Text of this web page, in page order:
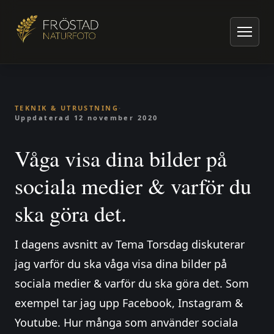
Artiklar om naturfoto
Teknik & utrustning
Våga visa dina bilder på sociala medier & varför du ska göra det.
TEKNIK & UTRUSTNING ·
Uppdaterad 12 november 2020
Våga visa dina bilder på
sociala medier & varför du
ska göra det.
I dagens avsnitt av Tema Torsdag diskuterar
jag varför du ska våga visa dina bilder på
sociala medier & varför du ska göra det. Som
exempel tar jag upp Facebook, Instagram &
Youtube. Hur många som använder sociala